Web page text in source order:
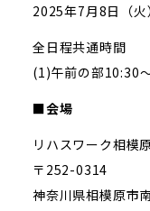
2025年7月8日（火
全日程共通時間
(1)午前の部10:30
■会場
リハスワーク相模
〒252-0314
神奈川県相模原市